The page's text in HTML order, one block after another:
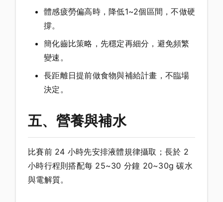
體感疲勞偏高時，降低1~2個區間，不做硬
撐。
簡化齒比策略，先穩定再細分，避免頻繁
變速。
長距離日提前做食物與補給計畫，不臨場
決定。
五、營養與補水
比賽前 24 小時先安排液體規律攝取；長於 2
小時行程則搭配每 25~30 分鐘 20~30g 碳水
與電解質。